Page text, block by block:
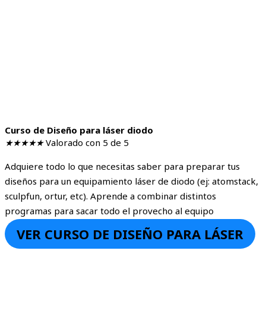
Curso de Diseño para láser diodo
★★★★★ Valorado con 5 de 5
Adquiere todo lo que necesitas saber para preparar tus
diseños para un equipamiento láser de diodo (ej: atomstack,
sculpfun, ortur, etc). Aprende a combinar distintos
programas para sacar todo el provecho al equipo
VER CURSO DE DISEÑO PARA LÁSER